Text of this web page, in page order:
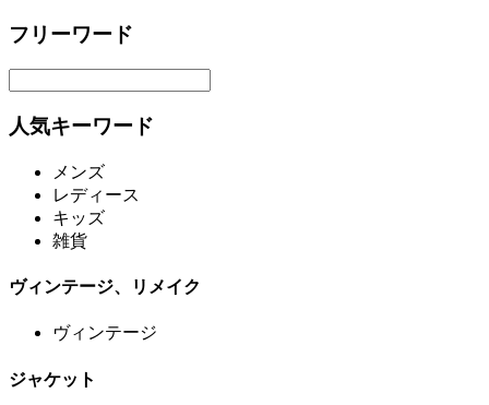
フリーワード
人気キーワード
メンズ
レディース
キッズ
雑貨
ヴィンテージ、リメイク
ヴィンテージ
ジャケット